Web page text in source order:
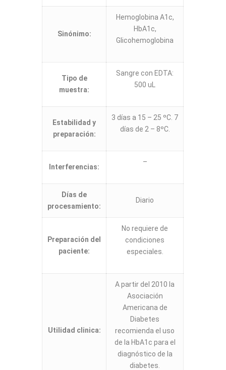
Sinónimo:
Hemoglobina A1c,
HbA1c,
Glicohemoglobina
Tipo de
muestra:
Sangre con EDTA:
500 uL
Estabilidad y
preparación:
3 días a 15 – 25 ºC. 7
días de 2 – 8ºC.
Interferencias:
–
Días de
procesamiento:
Diario
Preparación del
paciente:
No requiere de
condiciones
especiales.
Utilidad clinica:
A partir del 2010 la
Asociación
Americana de
Diabetes
recomienda el uso
de la HbA1c para el
diagnóstico de la
diabetes.